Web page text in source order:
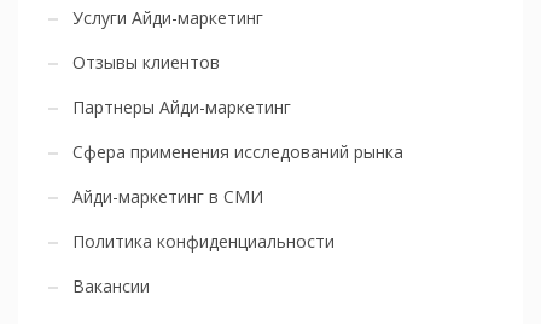
Услуги Айди-маркетинг
Отзывы клиентов
Партнеры Айди-маркетинг
Сфера применения исследований рынка
Айди-маркетинг в СМИ
Политика конфиденциальности
Вакансии